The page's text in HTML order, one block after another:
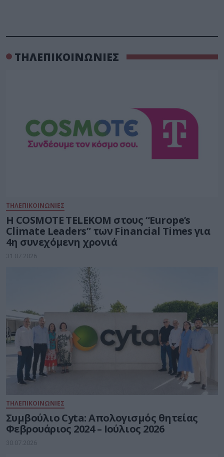
ΤΗΛΕΠΙΚΟΙΝΩΝΙΕΣ
ΤΗΛΕΠΙΚΟΙΝΩΝΙΕΣ
Η COSMOTE TELEKOM στους “Europe’s
Climate Leaders” των Financial Times για
4η συνεχόμενη χρονιά
31.07.2026
ΤΗΛΕΠΙΚΟΙΝΩΝΙΕΣ
Συμβούλιο Cyta: Απολογισμός θητείας
Φεβρουάριος 2024 – Ιούλιος 2026
30.07.2026